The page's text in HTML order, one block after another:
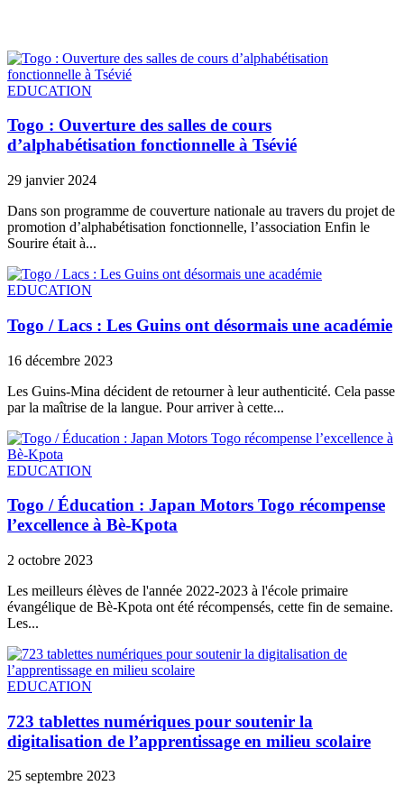
EDUCATION
Togo : Ouverture des salles de cours
d’alphabétisation fonctionnelle à Tsévié
29 janvier 2024
Dans son programme de couverture nationale au travers du projet de
promotion d’alphabétisation fonctionnelle, l’association Enfin le
Sourire était à...
EDUCATION
Togo / Lacs : Les Guins ont désormais une académie
16 décembre 2023
Les Guins-Mina décident de retourner à leur authenticité. Cela passe
par la maîtrise de la langue. Pour arriver à cette...
EDUCATION
Togo / Éducation : Japan Motors Togo récompense
l’excellence à Bè-Kpota
2 octobre 2023
Les meilleurs élèves de l'année 2022-2023 à l'école primaire
évangélique de Bè-Kpota ont été récompensés, cette fin de semaine.
Les...
EDUCATION
723 tablettes numériques pour soutenir la
digitalisation de l’apprentissage en milieu scolaire
25 septembre 2023